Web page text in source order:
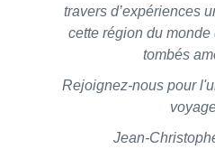
travers d’expériences
cette région du
tombés
Rejoignez-nous pour
Jean-